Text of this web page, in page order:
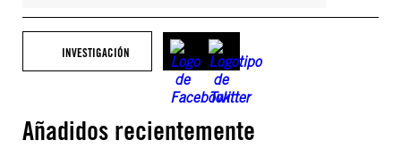
INVESTIGACIÓN
Añadidos recientemente